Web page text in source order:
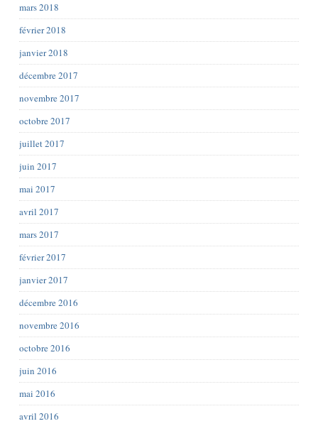
mars 2018
février 2018
janvier 2018
décembre 2017
novembre 2017
octobre 2017
juillet 2017
juin 2017
mai 2017
avril 2017
mars 2017
février 2017
janvier 2017
décembre 2016
novembre 2016
octobre 2016
juin 2016
mai 2016
avril 2016